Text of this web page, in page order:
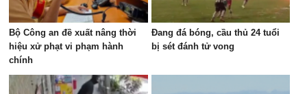
Bộ Công an đề xuất nâng thời
hiệu xử phạt vi phạm hành
chính
Đang đá bóng, cầu thủ 24 tuổi
bị sét đánh tử vong